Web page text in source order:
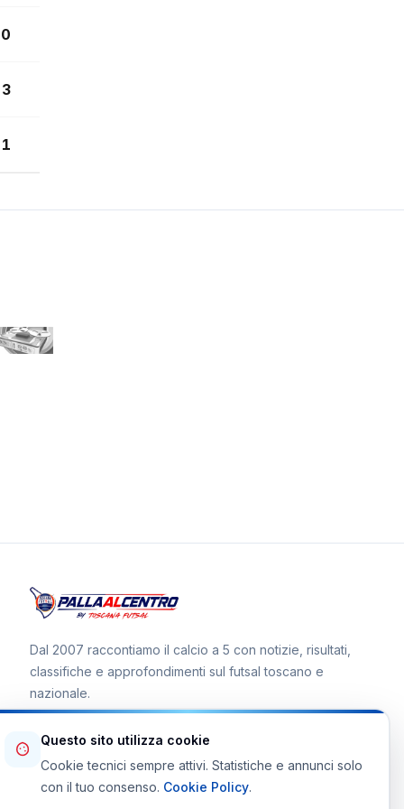
0
3
1
Dal 2007 raccontiamo il calcio a 5 con notizie, risultati,
classifiche e approfondimenti sul futsal toscano e
nazionale.
Canale WhatsApp
Telegram Toscana Futsal
Questo sito utilizza cookie
Cookie tecnici sempre attivi. Statistiche e annunci solo
con il tuo consenso. Cookie Policy.